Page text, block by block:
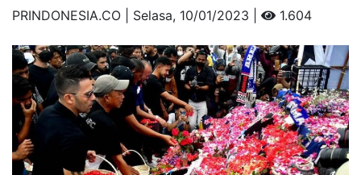
PRINDONESIA.CO | Selasa, 10/01/2023 | 1.604